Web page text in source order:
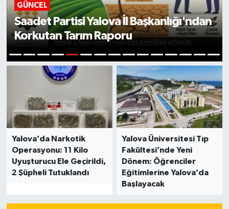
GÜNCEL
Güleç Kardeşler'den Yalovaspor'a
Reklam Desteği
1 2 3 4 5 6 7 8 9 10 11 12 13 14 15
Yalova’da Narkotik
Operasyonu: 11 Kilo
Uyuşturucu Ele Geçirildi,
2 Şüpheli Tutuklandı
Yalova Üniversitesi Tıp
Fakültesi’nde Yeni
Dönem: Öğrenciler
Eğitimlerine Yalova’da
Başlayacak